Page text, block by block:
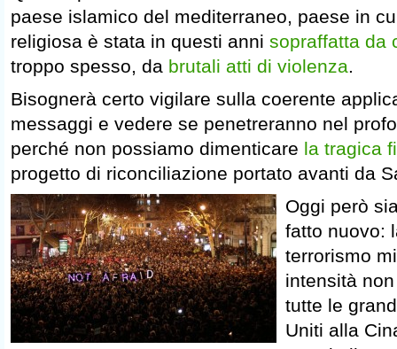
paese islamico del mediterraneo, paese in
religiosa è stata in questi anni sopraffatta da
troppo spesso, da brutali atti di violenza.
Bisognerà certo vigilare sulla coerente
messaggi e vedere se penetreranno nel
perché non possiamo dimenticare la tragica
progetto di riconciliazione portato avanti da
Oggi però
fatto nuovo:
terrorismo
intensità
tutte le
Uniti alla